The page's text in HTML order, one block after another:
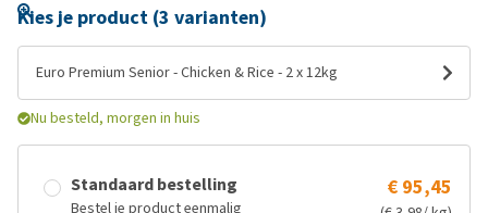
Kies je product (3 varianten)
Euro Premium Senior - Chicken & Rice - 2 x 12kg
Nu besteld, morgen in huis
Standaard bestelling
Bestel je product eenmalig
€ 95,45